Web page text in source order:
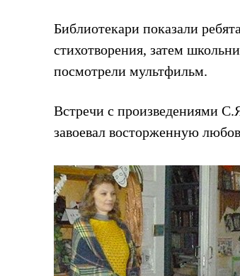
Библиотекари показали
стихотворения, затем
посмотрели мультфильм.
Встречи с произведениями
завоевал восторженную